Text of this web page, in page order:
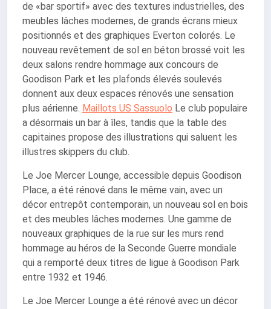
de «bar sportif» avec des textures industrielles, des
meubles lâches modernes, de grands écrans mieux
positionnés et des graphiques Everton colorés. Le
nouveau revêtement de sol en béton brossé voit les
deux salons rendre hommage aux concours de
Goodison Park et les plafonds élevés soulevés
donnent aux deux espaces rénovés une sensation
plus aérienne. Maillots US Sassuolo Le club populaire
a désormais un bar à îles, tandis que la table des
capitaines propose des illustrations qui saluent les
illustres skippers du club.
Le Joe Mercer Lounge, accessible depuis Goodison
Place, a été rénové dans le même vain, avec un
décor entrepôt contemporain, un nouveau sol en bois
et des meubles lâches modernes. Une gamme de
nouveaux graphiques de la rue sur les murs rend
hommage au héros de la Seconde Guerre mondiale
qui a remporté deux titres de ligue à Goodison Park
entre 1932 et 1946.
Le Joe Mercer Lounge a été rénové avec un décor